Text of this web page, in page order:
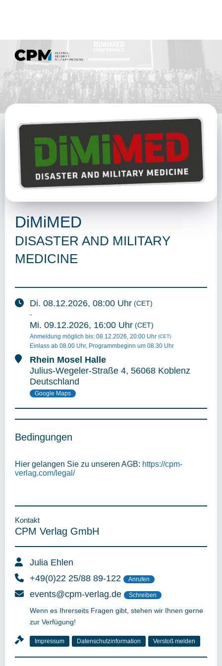
DiMiMED
DISASTER AND MILITARY
MEDICINE
Di. 08.12.2026, 08:00 Uhr (CET)
-
Mi. 09.12.2026, 16:00 Uhr (CET)
Anmeldung möglich bis: 08.12.2026, 20:00 Uhr (CET)
Einlass ab 08.00 Uhr, Programmbeginn um 08.30 Uhr
Rhein Mosel Halle
Julius-Wegeler-Straße 4, 56068 Koblenz
Deutschland
Google Maps
Bedingungen
Hier gelangen Sie zu unseren AGB: https://cpm-
verlag.com/legal/
Kontakt
CPM Verlag GmbH
Julia Ehlen
+49(0)22 25/88 89-122
Anrufen
events@cpm-verlag.de Schreiben
Wenn es Ihrerseits Fragen gibt, stehen wir Ihnen gerne
zur Verfügung!
Impressum Datenschutzinformation Verstoß melden